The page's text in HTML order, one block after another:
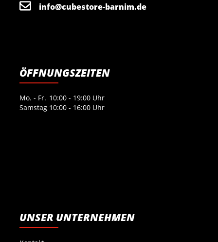
info@cubestore-barnim.de
ÖFFNUNGSZEITEN
Mo. - Fr. 10:00 - 19:00 Uhr
Samstag 10:00 - 16:00 Uhr
UNSER UNTERNEHMEN